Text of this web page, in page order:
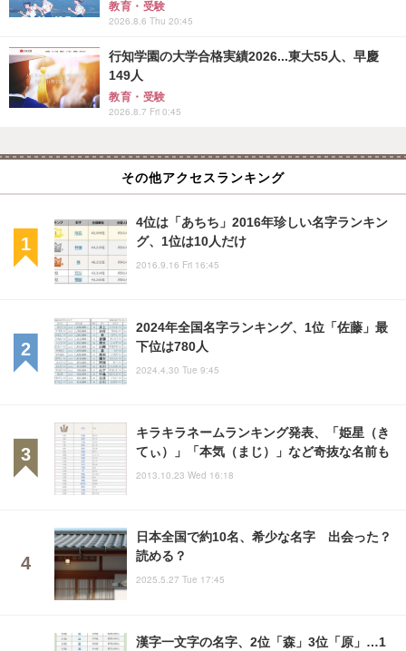
教育・受験
2026.8.6 Thu 20:45
行知学園の大学合格実績2026...東大55人、早慶
149人
教育・受験
2026.8.7 Fri 0:45
その他アクセスランキング
4位は「あちち」2016年珍しい名字ランキン
グ、1位は10人だけ
2016.9.16 Fri 16:45
2024年全国名字ランキング、1位「佐藤」最
下位は780人
2024.4.30 Tue 9:45
キラキラネームランキング発表、「姫星（き
てぃ）」「本気（まじ）」など奇抜な名前も
2013.10.23 Wed 16:18
日本全国で約10名、希少な名字 出会った？
読める？
2025.5.27 Tue 17:45
漢字一文字の名字、2位「森」3位「原」…1